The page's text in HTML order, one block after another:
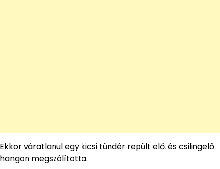
Ekkor váratlanul egy kicsi tündér repült elő, és csilingelő
hangon megszólította.